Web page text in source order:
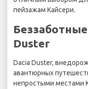
пейзажам Кайсери.
Duster
Dacia Duster,
авантюрных
непростыми местами